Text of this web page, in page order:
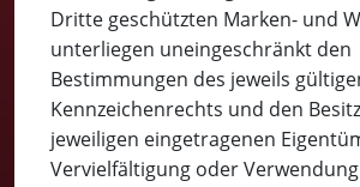
Dritte geschützten Marken- und
unterliegen uneingeschränkt den
Bestimmungen des jeweils
Kennzeichenrechts und den
jeweiligen eingetragenen
Vervielfältigung oder